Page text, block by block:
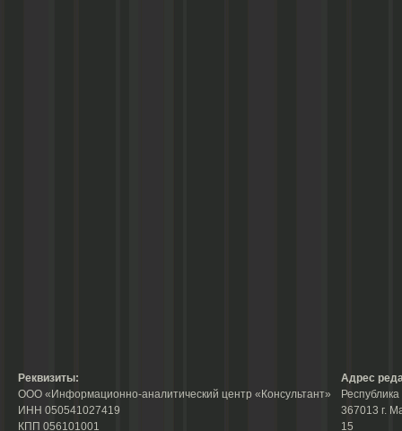
Реквизиты:
ООО «Информационно-аналитический центр «Консультант»
ИНН 050541027419
КПП 056101001
Адрес
367013 г.
15